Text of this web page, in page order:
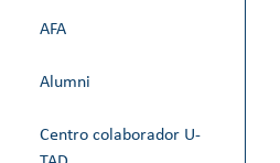
AFA
Alumni
Centro colaborador U-